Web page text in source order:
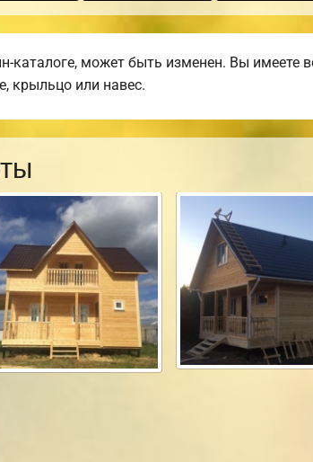
может быть изменен. Вы имеете
крыльцо или навес.